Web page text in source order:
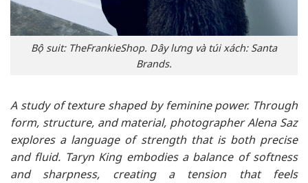
Bộ suit: TheFrankieShop. Dây lưng và túi xách: Santa
Brands.
A study of texture shaped by feminine power. Through
form, structure, and material, photographer Alena Saz
explores a language of strength that is both precise
and fluid. Taryn King embodies a balance of softness
and sharpness, creating a tension that feels